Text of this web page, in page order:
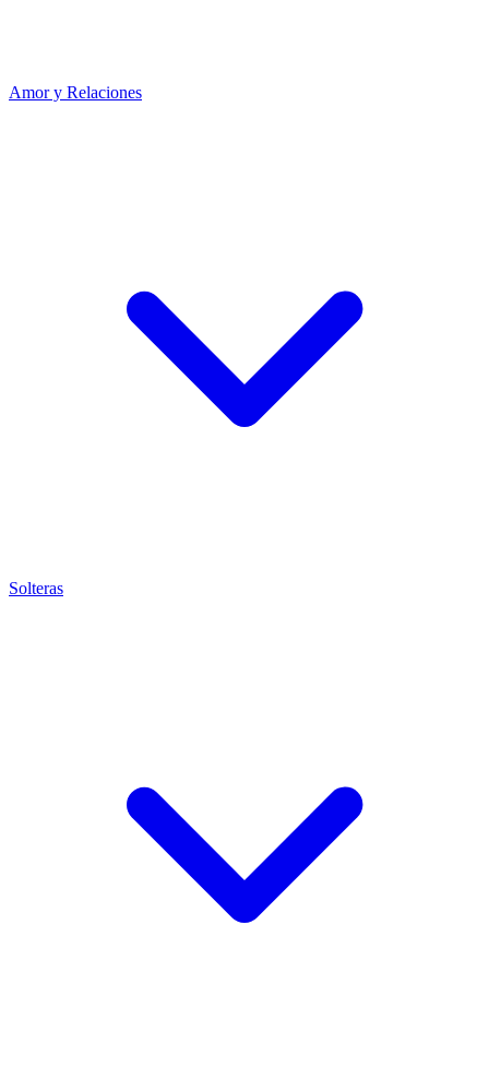
Amor y Relaciones
Solteras